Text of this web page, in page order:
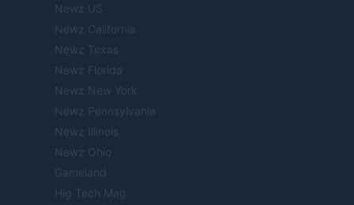
Newz US
Newz California
Newz Texas
Newz Florida
Newz New York
Newz Pennsylvania
Newz Illinois
Newz Ohio
Gameland
Hig Tech Mag